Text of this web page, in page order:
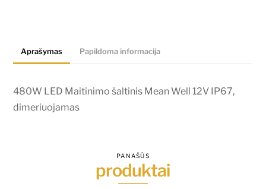
12V
dimeriuojamas
Aprašymas Papildoma informacija
480W LED Maitinimo šaltinis Mean Well 12V IP67,
dimeriuojamas
PANAŠŪS
produktai